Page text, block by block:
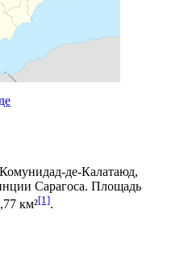
Комунидад-де-Калатаюд,
Сарагоса. Площадь
км²[1].